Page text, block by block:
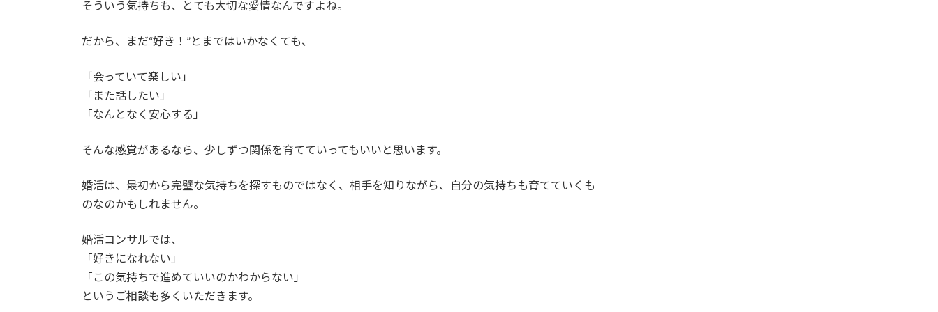
そういう気持ちも、とても大切な愛情なんですよね。
だから、まだ“好き！”とまではいかなくても、
「会っていて楽しい」
「また話したい」
「なんとなく安心する」
そんな感覚があるなら、少しずつ関係を育てていってもいいと思います。
婚活は、最初から完璧な気持ちを探すものではなく、相手を知りながら、自分の気持ちも育てていくも
のなのかもしれません。
婚活コンサルでは、
「好きになれない」
「この気持ちで進めていいのかわからない」
というご相談も多くいただきます。